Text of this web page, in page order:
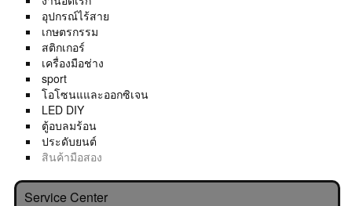
อุปกรณ์ไร้สาย
เกษตรกรรม
สติกเกอร์
เครื่องมือช่าง
sport
โอโซนแและออกซิเจน
LED DIY
ตู้อบลมร้อน
ประดับยนต์
สินค้ามือสอง
Service Center